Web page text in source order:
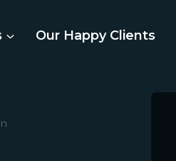
Our Happy Clients